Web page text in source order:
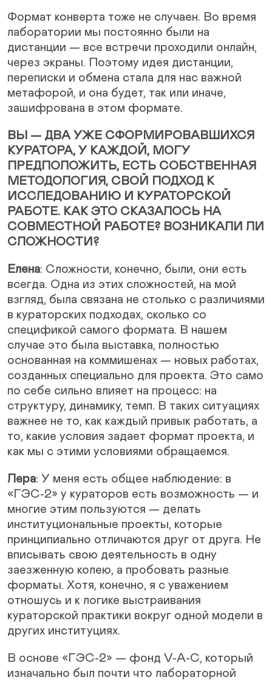
Формат конверта тоже не случаен. Во время
лаборатории мы постоянно были на
дистанции — все встречи проходили онлайн,
через экраны. Поэтому идея дистанции,
переписки и обмена стала для нас важной
метафорой, и она будет, так или иначе,
зашифрована в этом формате.
ВЫ — ДВА УЖЕ СФОРМИРОВАВШИХСЯ
КУРАТОРА, У КАЖДОЙ, МОГУ
ПРЕДПОЛОЖИТЬ, ЕСТЬ СОБСТВЕННАЯ
МЕТОДОЛОГИЯ, СВОЙ ПОДХОД К
ИССЛЕДОВАНИЮ И КУРАТОРСКОЙ
РАБОТЕ. КАК ЭТО СКАЗАЛОСЬ НА
СОВМЕСТНОЙ РАБОТЕ? ВОЗНИКАЛИ ЛИ
СЛОЖНОСТИ?
Елена: Сложности, конечно, были, они есть
всегда. Одна из этих сложностей, на мой
взгляд, была связана не столько с различиями
в кураторских подходах, сколько со
спецификой самого формата. В нашем
случае это была выставка, полностью
основанная на коммишенах — новых работах,
созданных специально для проекта. Это само
по себе сильно влияет на процесс: на
структуру, динамику, темп. В таких ситуациях
важнее не то, как каждый привык работать, а
то, какие условия задает формат проекта, и
как мы с этими условиями обращаемся.
Лера: У меня есть общее наблюдение: в
«ГЭС-2» у кураторов есть возможность — и
многие этим пользуются — делать
институциональные проекты, которые
принципиально отличаются друг от друга. Не
вписывать свою деятельность в одну
заезженную колею, а пробовать разные
форматы. Хотя, конечно, я с уважением
отношусь и к логике выстраивания
кураторской практики вокруг одной модели в
других институциях.
В основе «ГЭС-2» — фонд V-A-C, который
изначально был почти что лабораторной